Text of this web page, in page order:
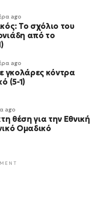
ago
Το σχόλιο του
από το
ago
γκολάρες κόντρα
(5-1)
ago
θέση για την Εθνική
Ομαδικό